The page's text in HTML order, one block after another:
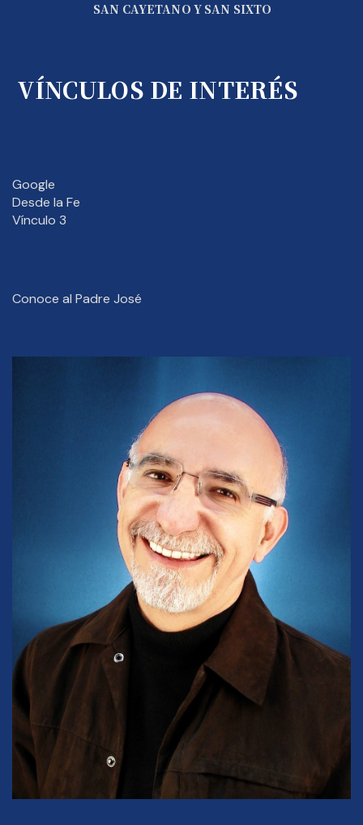
SAN CAYETANO Y SAN SIXTO
VÍNCULOS DE INTERÉS
Google
Desde la Fe
Vínculo 3
Conoce al Padre José